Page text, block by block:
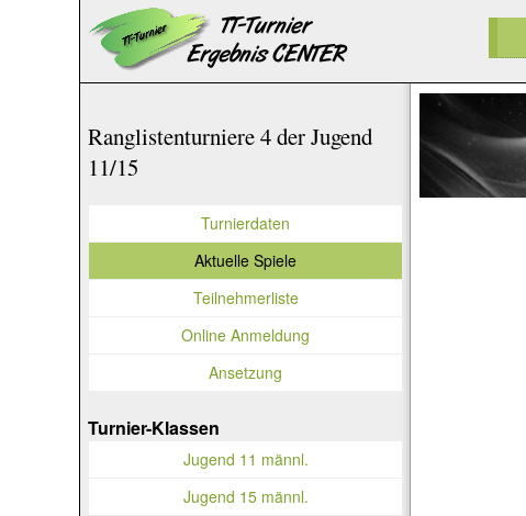
Ranglistenturniere 4 der Jugend
11/15
Turnierdaten
Aktuelle Spiele
Teilnehmerliste
Online Anmeldung
Ansetzung
Turnier-Klassen
Jugend 11 männl.
Jugend 15 männl.